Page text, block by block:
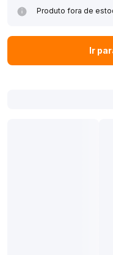
Produto fora de
Ir